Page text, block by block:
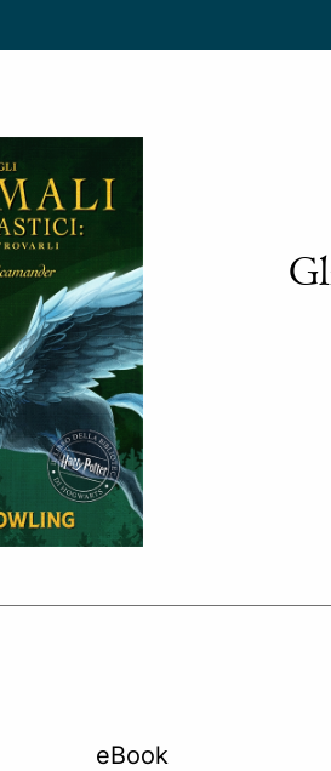
eBook